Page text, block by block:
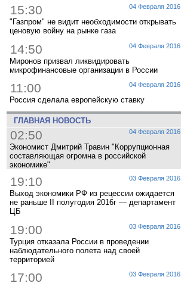
04 Февраля 2016
15:30
"Газпром" не видит необходимости открывать
ценовую войну на рынке газа
04 Февраля 2016
14:50
Миронов призвал ликвидировать
микрофинансовые организации в России
04 Февраля 2016
11:00
Россия сделала европейскую ставку
ГЛАВНАЯ НОВОСТЬ
04 Февраля 2016
02:50
Экономист Дмитрий Травин "Коррупционная
составляющая огромна в российской
экономике"
03 Февраля 2016
19:10
Выход экономики РФ из рецессии ожидается
не раньше II полугодия 2016г — департамент
ЦБ
03 Февраля 2016
19:00
Турция отказала России в проведении
наблюдательного полета над своей
территорией
03 Февраля 2016
17:00